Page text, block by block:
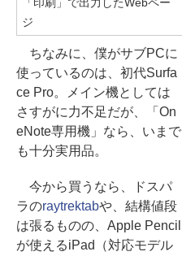
ジ
ちなみに、僕がサブPCに
使っているのは、初代Surfa
ce Pro。メイン機としては
さすがに力不足だが、「On
eNote専用機」なら、いまで
も十分実用品。
今から買うなら、ドスパ
ラのraytrektabや、結構値段
は張るものの、Apple Pencil
が使えるiPad（対応モデル